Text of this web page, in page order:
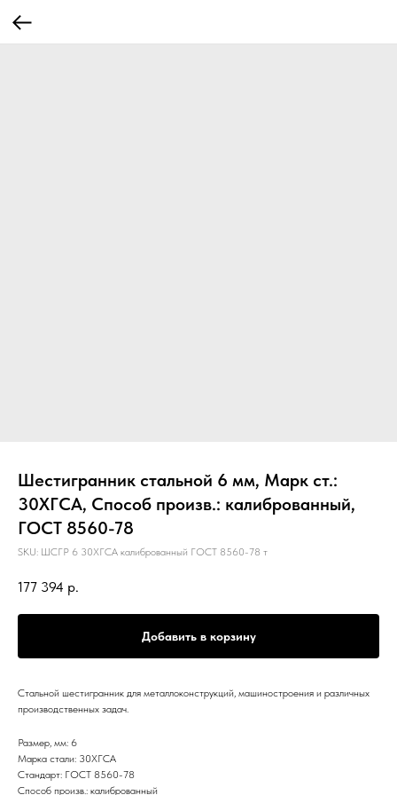
Шестигранник стальной 6 мм, Марк ст.:
30ХГСА, Способ произв.: калиброванный,
ГОСТ 8560-78
SKU: ШСГР 6 30ХГСА калиброванный ГОСТ 8560-78 т
177 394 р.
Добавить в корзину
Стальной шестигранник для металлоконструкций, машиностроения и различных
производственных задач.
Размер, мм: 6
Марка стали: 30ХГСА
Стандарт: ГОСТ 8560-78
Способ произв.: калиброванный